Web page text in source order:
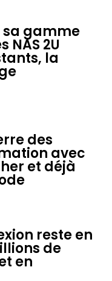
sa gamme
NAS 2U
la
des
avec
et déjà
reste en
de
en